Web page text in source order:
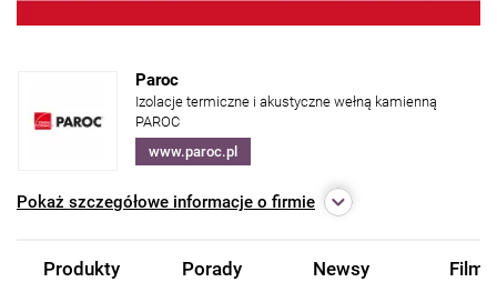
Paroc
Izolacje termiczne i akustyczne wełną kamienną
PAROC
www.paroc.pl
Pokaż szczegółowe informacje o firmie
Produkty Porady Newsy Filmy